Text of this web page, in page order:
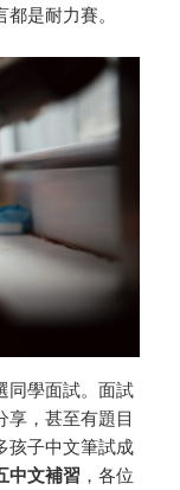
是耐力賽。
同學面試。面試
享，甚至有題目
孩子中文筆試成
中文補習 ，各位